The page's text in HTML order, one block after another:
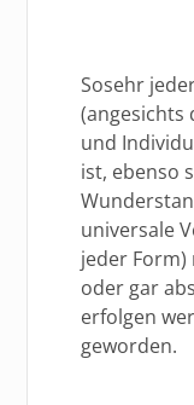
Sosehr
(angesichts
und
ist, ebenso
universale
jeder
oder gar
erfolgen
geworden.